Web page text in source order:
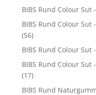
BIBS Rund Colour Sut
BIBS Rund Colour
(56)
BIBS Rund Colour Sut
BIBS Rund Colour
(17)
BIBS Rund